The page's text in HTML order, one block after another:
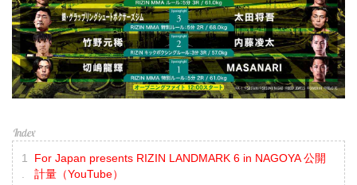
For Japan presents RIZIN LANDMARK 6 in NAGOYA 公開
計量（YouTube）